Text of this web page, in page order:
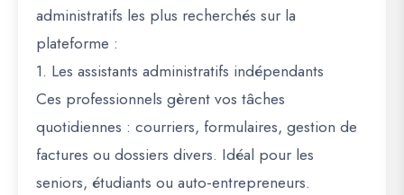
administratifs les plus recherchés sur la
plateforme :
1. Les assistants administratifs indépendants
Ces professionnels gèrent vos tâches
quotidiennes : courriers, formulaires, gestion de
factures ou dossiers divers. Idéal pour les
seniors, étudiants ou auto-entrepreneurs.